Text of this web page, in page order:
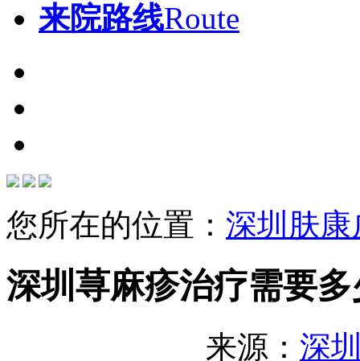
来院路线Route
您所在的位置： 深圳肤
深圳荨麻疹治疗需要
来源： 深